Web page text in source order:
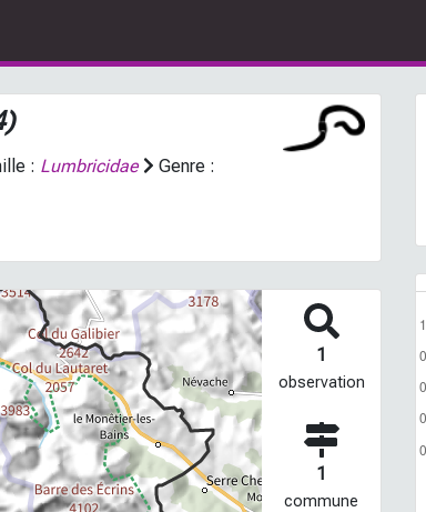
: Lumbricidae Genre :
1
observation
1
commune